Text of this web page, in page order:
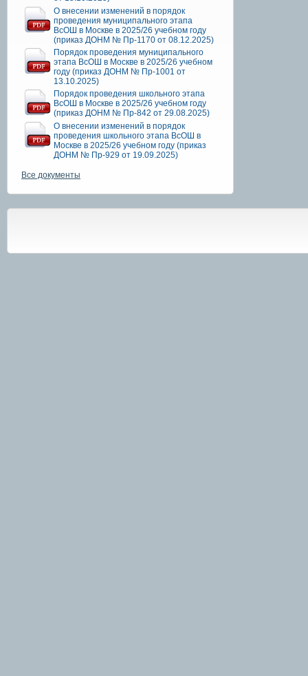
О внесении изменений в порядок
проведения муниципального этапа
ВсОШ в Москве в 2025/26 учебном году
(приказ ДОНМ № Пр-1170 от 08.12.2025)
Порядок проведения муниципального
этапа ВсОШ в Москве в 2025/26 учебном
году (приказ ДОНМ № Пр-1001 от
13.10.2025)
Порядок проведения школьного этапа
ВсОШ в Москве в 2025/26 учебном году
(приказ ДОНМ № Пр-842 от 29.08.2025)
О внесении изменений в порядок
проведения школьного этапа ВсОШ в
Москве в 2025/26 учебном году (приказ
ДОНМ № Пр-929 от 19.09.2025)
Все документы